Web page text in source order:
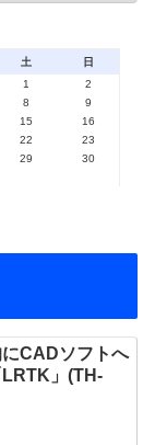
土
日
1
2
8
9
15
16
22
23
29
30
CADソフトへ
」(TH-